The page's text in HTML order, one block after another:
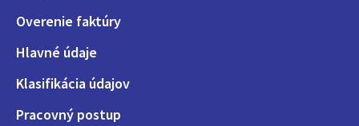
Overenie faktúry
Hlavné údaje
Klasifikácia údajov
Pracovný postup